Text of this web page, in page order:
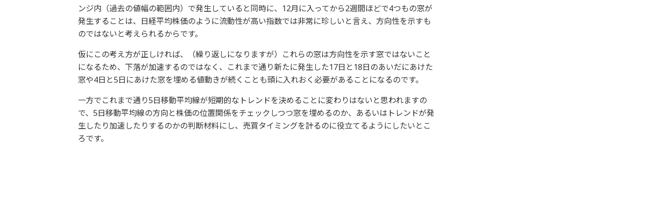
ンジ内（過去の値幅の範囲内）で発生していると同時に、12月に入ってから2週間ほどで4つもの窓が
発生することは、日経平均株価のように流動性が高い指数では非常に珍しいと言え、方向性を示すも
のではないと考えられるからです。
仮にこの考え方が正しければ、（繰り返しになりますが）これらの窓は方向性を示す窓ではないこと
になるため、下落が加速するのではなく、これまで通り新たに発生した17日と18日のあいだにあけた
窓や4日と5日にあけた窓を埋める値動きが続くことも頭に入れおく必要があることになるのです。
一方でこれまで通り5日移動平均線が短期的なトレンドを決めることに変わりはないと思われますの
で、5日移動平均線の方向と株価の位置関係をチェックしつつ窓を埋めるのか、あるいはトレンドが発
生したり加速したりするのかの判断材料にし、売買タイミングを計るのに役立てるようにしたいとこ
ろです。